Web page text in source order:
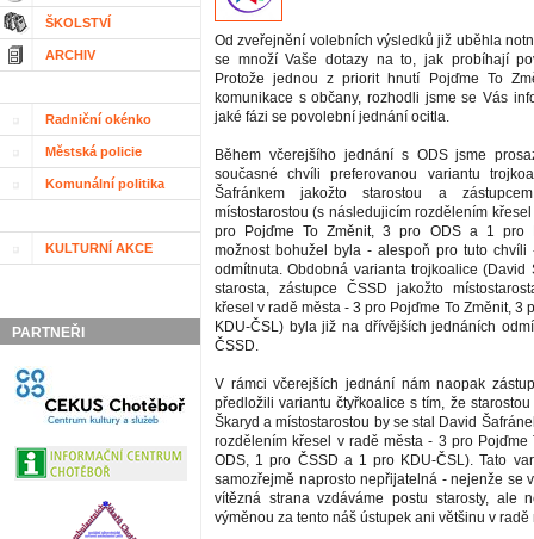
ŠKOLSTVÍ
ARCHIV
Radniční okénko
Městská policie
Komunální politika
KULTURNÍ AKCE
PARTNEŘI
Od zveřejnění volebních výsledků již uběhla
se množí Vaše dotazy na to, jak probíhají
Protože jednou z priorit hnutí Pojďme To
komunikace s občany, rozhodli jsme se Vás
jaké fázi se povolební jednání ocitla.
Během včerejšího jednání s ODS jsme
současné chvíli preferovanou variantu
Šafránkem jakožto starostou a
místostarostou (s následujicím rozdělením
pro Pojďme To Změnit, 3 pro ODS a 1 pro
možnost bohužel byla - alespoň pro tuto chvíli
odmítnuta. Obdobná varianta trojkoalice (David
starosta, zástupce ČSSD jakožto
křesel v radě města - 3 pro Pojďme To Změnit, 3
KDU-ČSL) byla již na dřívějších jednáních
ČSSD.
V rámci včerejších jednání nám naopak
předložili variantu čtyřkoalice s tím, že starostou
Škaryd a místostarostou by se stal David
rozdělením křesel v radě města - 3 pro Pojďme
ODS, 1 pro ČSSD a 1 pro KDU-ČSL). Tato
samozřejmě naprosto nepřijatelná - nejenže se
vítězná strana vzdáváme postu starosty, ale
výměnou za tento náš ústupek ani většinu v radě